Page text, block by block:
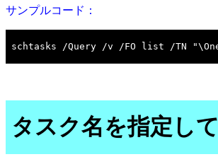
サンプルコード：
タスク名を指定し